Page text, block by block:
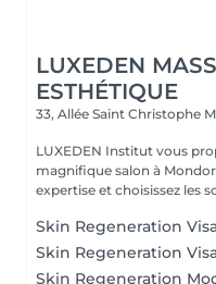
LUXEDEN
ESTHÉTIQUE
33, Allée Saint Christophe
LUXEDEN Institut vous
magnifique salon à
expertise et choisissez les
Skin Regeneration
Skin Regeneration
Skin Regeneration